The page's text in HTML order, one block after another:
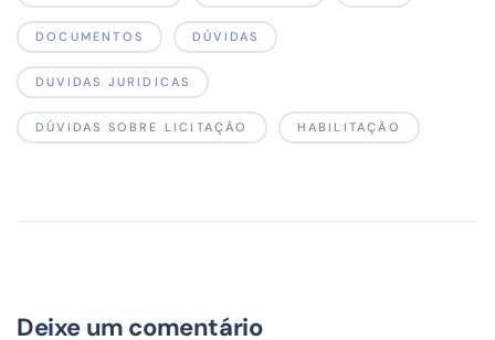
DOCUMENTOS DÚVIDAS
DUVIDAS JURIDICAS
DÚVIDAS SOBRE LICITAÇÃO HABILITAÇÃO
Deixe um comentário